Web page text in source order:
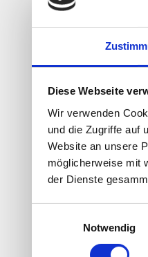
Diese Webseite
Wir verwenden
und die Zugriffe auf
Website an unsere
möglicherweise mit
der Dienste
Notwendig